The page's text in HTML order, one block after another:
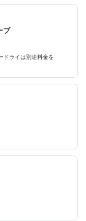
ブ
ドライは別途料金を